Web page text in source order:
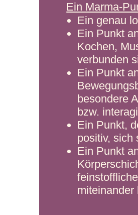
Ein Marma-
Ein genau
Ein Punkt
Kochen,
verbunden
Ein Punkt
besondere
bzw.
Ein Punkt,
positiv, sich
Ein Punkt
miteinander